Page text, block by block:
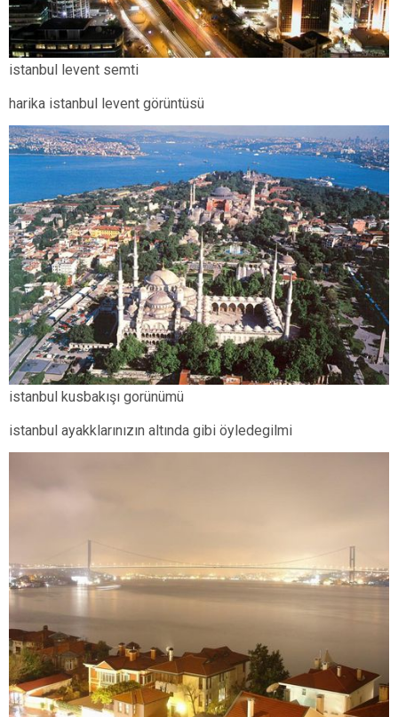
istanbul levent semti
harika istanbul levent görüntüsü
istanbul kusbakışı gorünümü
istanbul ayakklarınızın altında gibi öyledegilmi